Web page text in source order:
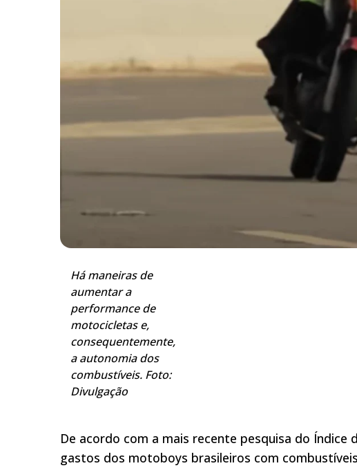
Há maneiras de
aumentar a
performance de
motocicletas e,
consequentemente,
a autonomia dos
combustíveis. Foto:
Divulgação
De acordo com a mais recente pesquisa do Índice
gastos dos motoboys brasileiros com